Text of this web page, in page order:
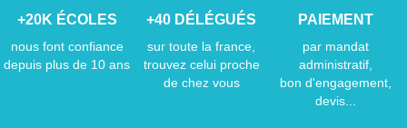
+20K ÉCOLES
nous font confiance
depuis plus de 10 ans
+40 DÉLÉGUÉS
sur toute la france,
trouvez celui proche
de chez vous
PAIEMENT
par mandat
administratif,
bon d'engagement,
devis...